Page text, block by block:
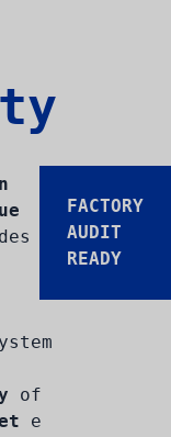
of
e
FACTORY
AUDIT
READY